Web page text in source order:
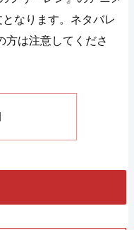
となります。ネタバレ
方は注意してくださ